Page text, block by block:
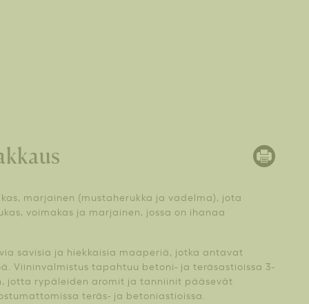
marjainen (mustaherukka ja vadelma), jota
voimakas ja marjainen, jossa on ihanaa
savisia ja hiekkaisia maaperiä, jotka antavat
Viininvalmistus tapahtuu betoni- ja teräsastioissa 3-
jotta rypäleiden aromit ja tanniinit pääsevät
teräs- ja betoniastioissa.